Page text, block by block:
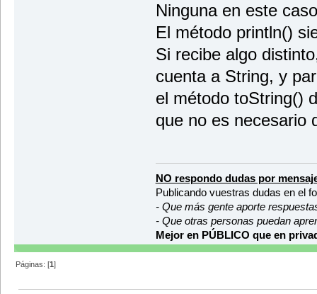
Ninguna en este
El método println()
Si recibe algo
cuenta a String, y
el método toString()
que no es necesario
NO respondo dudas por
Publicando vuestras dudas en el
- Que más gente aporte
- Que otras personas puedan
Mejor en PÚBLICO que en
Páginas: [1]